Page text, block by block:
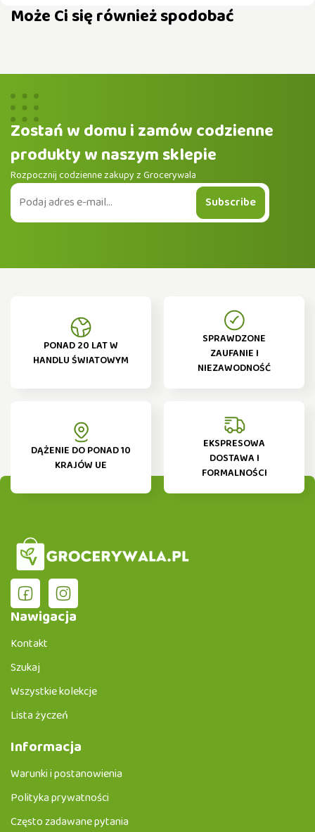
Może Ci się również spodobać
Zostań w domu i zamów codzienne
produkty w naszym sklepie
Rozpocznij codzienne zakupy z Grocerywala
Subscribe
PONAD 20 LAT W
HANDLU ŚWIATOWYM
SPRAWDZONE
ZAUFANIE I
NIEZAWODNOŚĆ
DĄŻENIE DO PONAD 10
KRAJÓW UE
EKSPRESOWA
DOSTAWA I
FORMALNOŚCI
Nawigacja
Kontakt
Szukaj
Wszystkie kolekcje
Lista życzeń
Informacja
Warunki i postanowienia
Polityka prywatności
Często zadawane pytania